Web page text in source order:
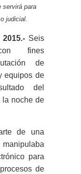
servirá para
judicial.
Seis
fines
de
equipos de
del
la noche de
de una
para
de